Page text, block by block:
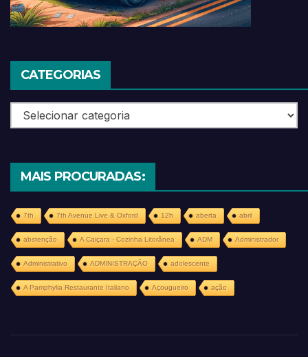
CATEGORIAS
Categorias
MAIS PROCURADAS:
7th 7th Avenue Live & Oxford 12h aberta abril
abstenção A Caiçara - Cozinha Litorânea ADM Administrador
Administrativo ADMINISTRAÇÃO adolescente
A Pamphylia Restaurante Italiano Açougueiro ação